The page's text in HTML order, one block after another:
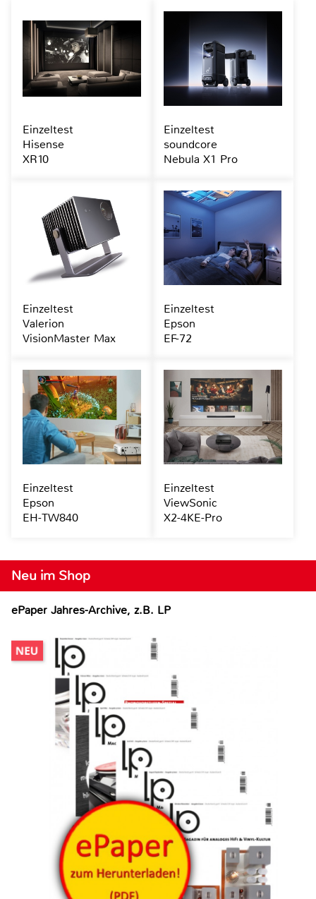
Neu im Shop
ePaper Jahres-Archive, z.B. LP
Einzeltest
Hisense
XR10
Einzeltest
soundcore
Nebula X1 Pro
Einzeltest
Valerion
VisionMaster Max
Einzeltest
Epson
EF-72
Einzeltest
Epson
EH-TW840
Einzeltest
ViewSonic
X2-4KE-Pro